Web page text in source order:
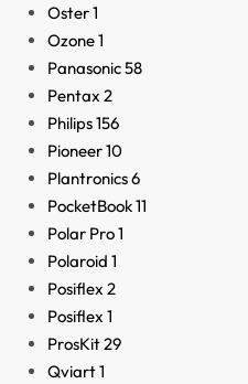
Oster1
Ozone1
Panasonic58
Pentax 2
Philips156
Pioneer10
Plantronics6
PocketBook11
Polar Pro1
Polaroid 1
Posiflex 2
Posiflex 1
ProsKit29
Qviart1